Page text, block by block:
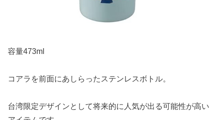
容量473ml
コアラを前面にあしらったステンレスボトル。
台湾限定デザインとして将来的に人気が出る可能性が高い